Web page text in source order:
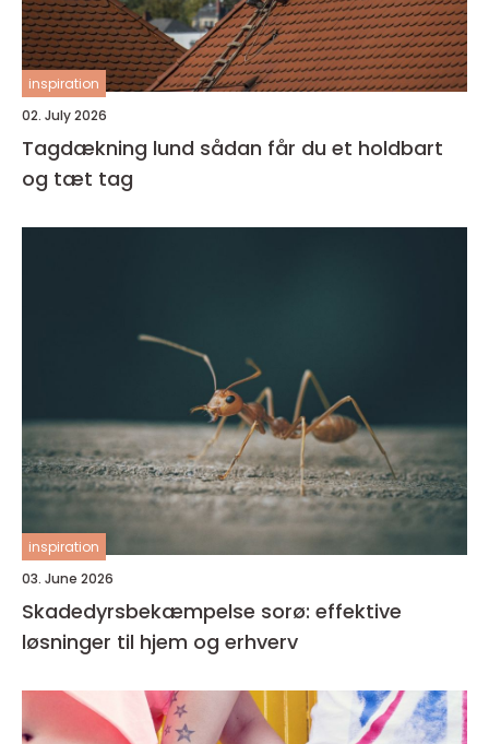
inspiration
02. July 2026
Tagdækning lund sådan får du et holdbart
og tæt tag
inspiration
03. June 2026
Skadedyrsbekæmpelse sorø: effektive
løsninger til hjem og erhverv